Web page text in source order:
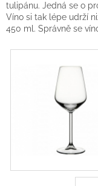
tulipánu. Jedná se o
Víno si tak lépe udrží
450 ml. Správně se